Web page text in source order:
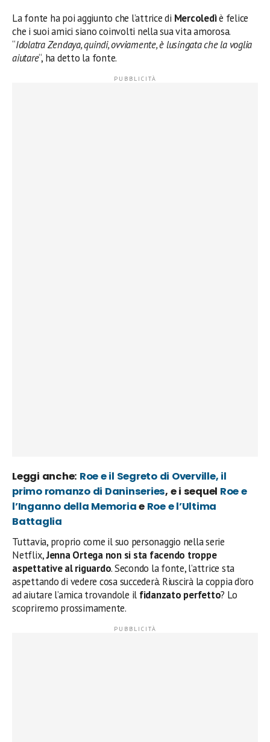
La fonte ha poi aggiunto che l’attrice di Mercoledìè felice
che i suoi amici siano coinvolti nella sua vita amorosa.
“Idolatra Zendaya, quindi, ovviamente, è lusingata che la voglia
aiutare“, ha detto la fonte.
Leggi anche: Roe e il Segreto di Overville, il
primo romanzo di Daninseries, e i sequel Roe e
l’Inganno della Memoriae Roe e l’Ultima
Battaglia
Tuttavia, proprio come il suo personaggio nella serie
Netflix,Jenna Ortega non si sta facendo troppe
aspettative al riguardo. Secondo la fonte, l’attrice sta
aspettando di vedere cosa succederà. Riuscirà la coppia d’oro
ad aiutare l’amica trovandole il fidanzato perfetto? Lo
scopriremo prossimamente.